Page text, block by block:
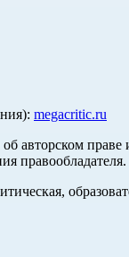
megacritic.ru
авторском
правообладателя.